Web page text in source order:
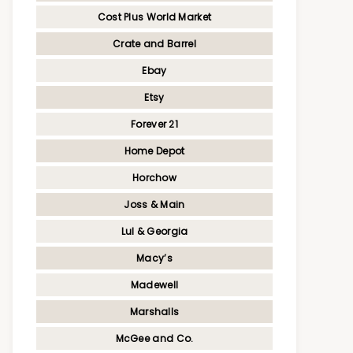
Cost Plus World Market
Crate and Barrel
Ebay
Etsy
Forever 21
Home Depot
Horchow
Joss & Main
Lul & Georgia
Macy’s
Madewell
Marshalls
McGee and Co.